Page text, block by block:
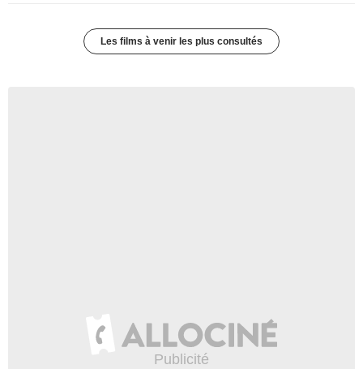
Les films à venir les plus consultés